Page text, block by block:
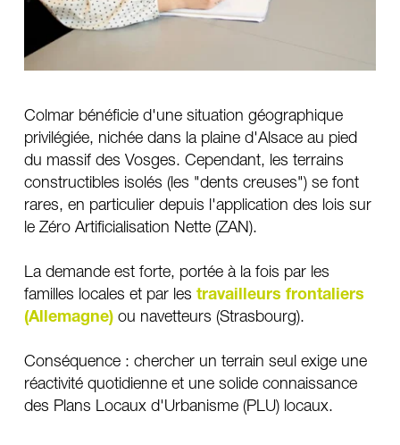
Colmar bénéficie d'une situation géographique
privilégiée, nichée dans la plaine d'Alsace au pied
du massif des Vosges. Cependant, les terrains
constructibles isolés (les "dents creuses") se font
rares, en particulier depuis l'application des lois sur
le Zéro Artificialisation Nette (ZAN).
La demande est forte, portée à la fois par les
familles locales et par les travailleurs frontaliers
(Allemagne) ou navetteurs (Strasbourg).
Conséquence : chercher un terrain seul exige une
réactivité quotidienne et une solide connaissance
des Plans Locaux d'Urbanisme (PLU) locaux.